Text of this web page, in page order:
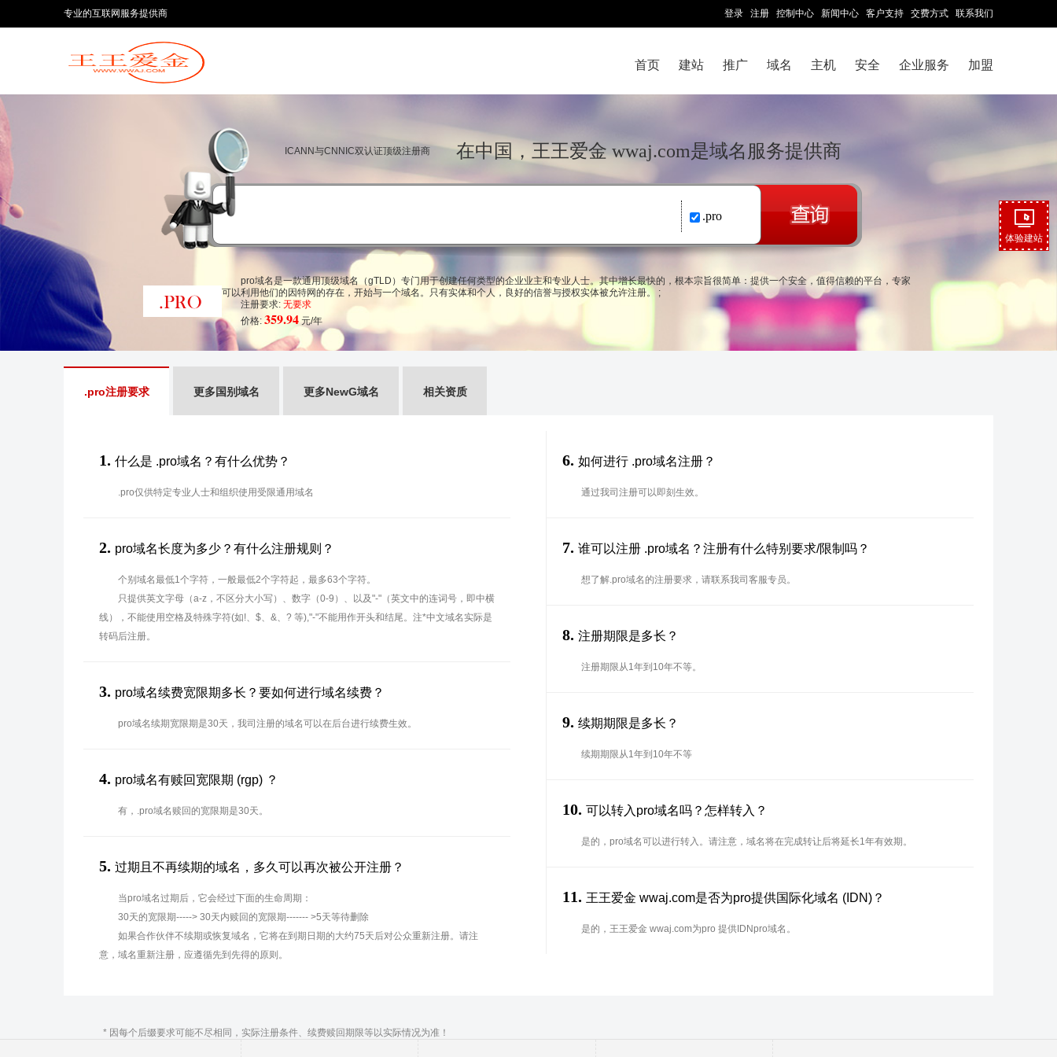
专业的互联网服务提供商 登录 注册 控制中心 新闻中心 客户支持 交费方式 联系我们
首页 建站 推广 域名 主机 安全 企业服务 加盟
ICANN与CNNIC双认证顶级注册商 在中国，王王爱金 wwaj.com是域名服务提供商
.pro
pro域名是一款通用顶级域名（gTLD）专门用于创建任何类型的企业业主和专业人士。其中增长最快的，根本宗旨很简单：提供一个安全，值得信赖的平台，专家
可以利用他们的因特网的存在，开始与一个域名。只有实体和个人，良好的信誉与授权实体被允许注册。 ;
注册要求: 无要求
价格: 359.94 元/年
.pro注册要求 更多国别域名 更多NewG域名 相关资质
1. 什么是 .pro域名？有什么优势？
.pro仅供特定专业人士和组织使用受限通用域名
2. pro域名长度为多少？有什么注册规则？
个别域名最低1个字符，一般最低2个字符起，最多63个字符。
只提供英文字母（a-z，不区分大小写）、数字（0-9）、以及"-"（英文中的连词号，即中横
线），不能使用空格及特殊字符(如!、$、&、? 等),"-"不能用作开头和结尾。注*中文域名实际是
转码后注册。
3. pro域名续费宽限期多长？要如何进行域名续费？
pro域名续期宽限期是30天，我司注册的域名可以在后台进行续费生效。
4. pro域名有赎回宽限期 (rgp) ？
有，.pro域名赎回的宽限期是30天。
5. 过期且不再续期的域名，多久可以再次被公开注册？
当pro域名过期后，它会经过下面的生命周期：
30天的宽限期-----> 30天内赎回的宽限期------- >5天等待删除
如果合作伙伴不续期或恢复域名，它将在到期日期的大约75天后对公众重新注册。请注
意，域名重新注册，应遵循先到先得的原则。
6. 如何进行 .pro域名注册？
通过我司注册可以即刻生效。
7. 谁可以注册 .pro域名？注册有什么特别要求/限制吗？
想了解.pro域名的注册要求，请联系我司客服专员。
8. 注册期限是多长？
注册期限从1年到10年不等。
9. 续期期限是多长？
续期期限从1年到10年不等
10. 可以转入pro域名吗？怎样转入？
是的，pro域名可以进行转入。请注意，域名将在完成转让后将延长1年有效期。
11. 王王爱金 wwaj.com是否为pro提供国际化域名 (IDN)？
是的，王王爱金 wwaj.com为pro 提供IDNpro域名。
* 因每个后缀要求可能不尽相同，实际注册条件、续费赎回期限等以实际情况为准！
体验建站